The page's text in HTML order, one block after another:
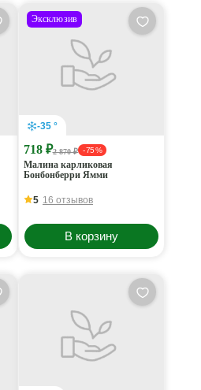
Эксклюзив
-35 °
718 ₽2 870 ₽ - 75 %
Малина карликовая
Бонбонберри Ямми
5 16 отзывов
В корзину